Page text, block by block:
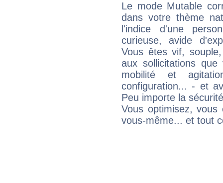
Le mode Mutable
dans votre thème
l'indice d'une
curieuse, avide
Vous êtes vif,
aux sollicitations
mobilité et
configuration... - et
Peu importe la
Vous optimisez, vous
vous-même... et tout